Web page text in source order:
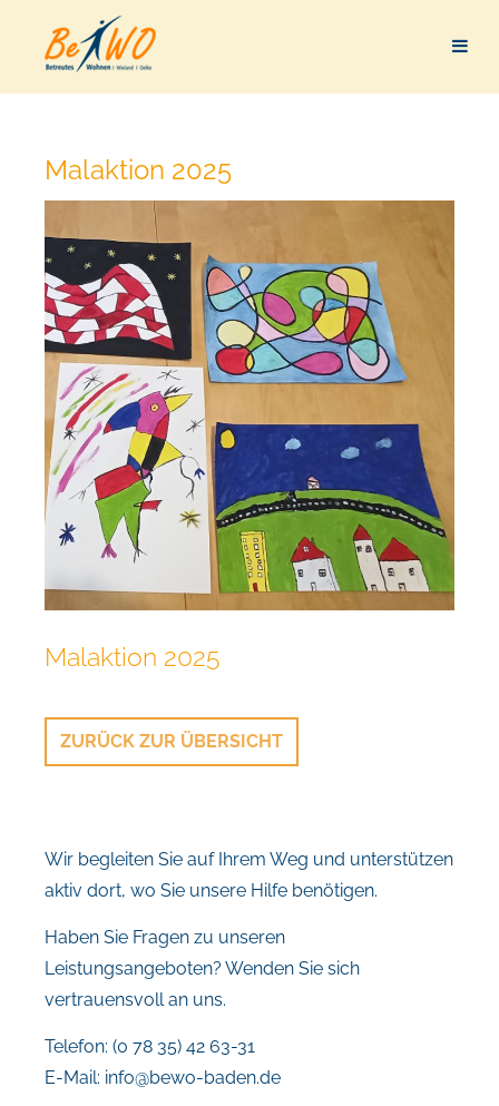
Malaktion 2025
Malaktion 2025
ZURÜCK ZUR ÜBERSICHT
Wir begleiten Sie auf Ihrem Weg und unterstützen
aktiv dort, wo Sie unsere Hilfe benötigen.
Haben Sie Fragen zu unseren
Leistungsangeboten? Wenden Sie sich
vertrauensvoll an uns.
Telefon: (0 78 35) 42 63-31
E-Mail: info@bewo-baden.de